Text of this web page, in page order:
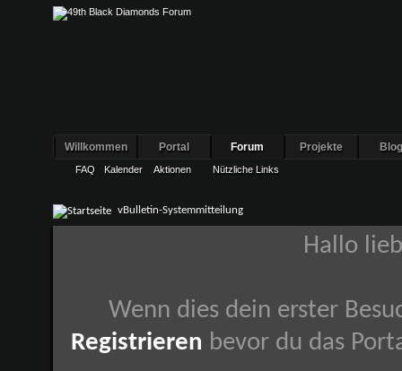
Willkommen Portal Forum
FAQ Kalender Aktionen Nützliche Links
Projekte
vBulletin-Systemmitteilung
Hallo
Wenn dies dein erster
Registrieren bevor du das